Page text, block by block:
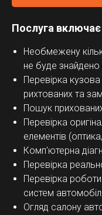
Послуга включає
Необмежену
не буде знайдено
Перевірка
рихтованих та
Пошук
Перевірка
елементів
Комп'ютерна
Перевірка
Перевірка
систем
Огляд салону